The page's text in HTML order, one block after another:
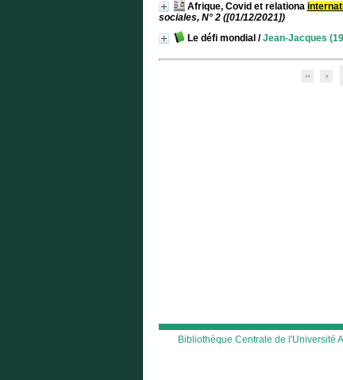
Afrique, Covid et relationa
sociales, N° 2 ([01/12/2021])
Le défi mondial /Jean-Jacques
Bibliothèque Centrale de l'Université